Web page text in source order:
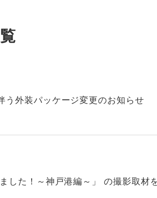
う外装パッケージ変更のお知らせ
した！～神戸港編～」 の撮影取材